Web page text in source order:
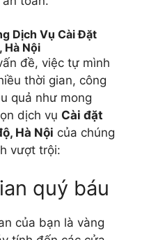
Dịch Vụ Cài Đặt
Hà Nội
đề, việc tự mình
thời gian, công
quả như mong
dịch vụ Cài đặt
Hà Nội của chúng
vượt trội:
quý báu
của bạn là vàng